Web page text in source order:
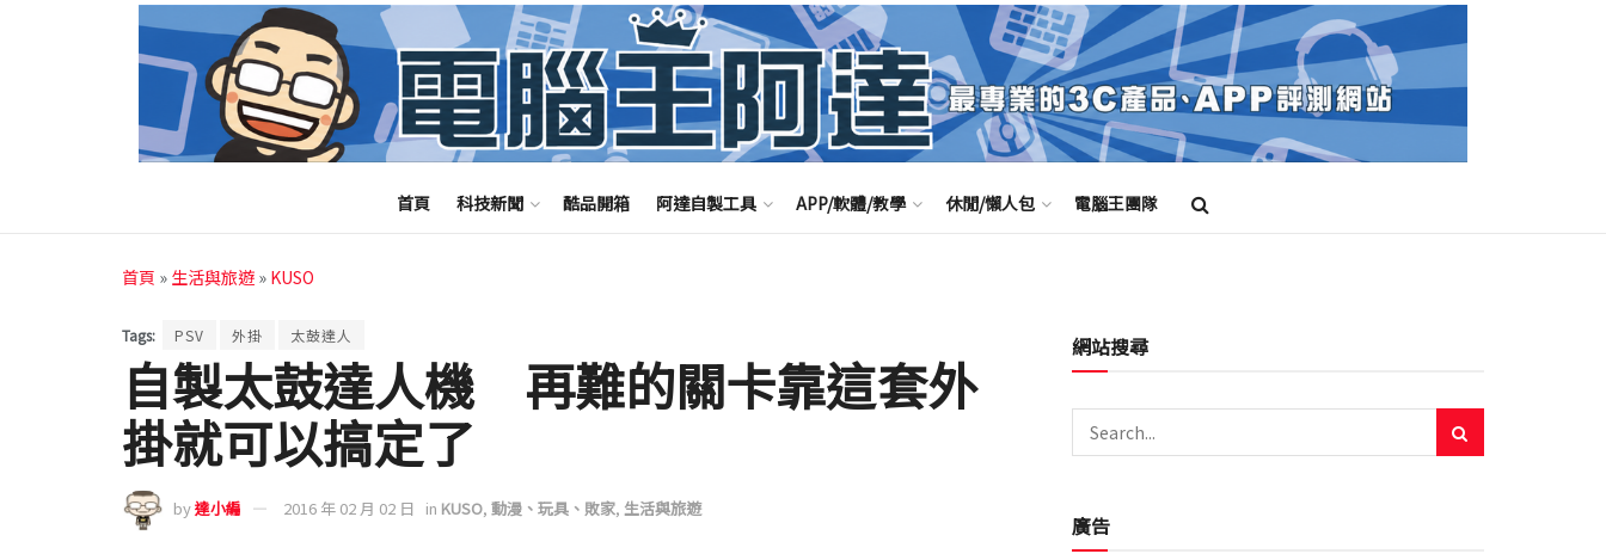
首頁 科技新聞 酷品開箱 阿達自製工具 APP/軟體/教學 休閒/懶人包 電腦王團隊
首頁 » 生活與旅遊 » KUSO
Tags: PSV 外掛 太鼓達人
自製太鼓達人機 再難的關卡靠這套外
掛就可以搞定了
by達小編 2016 年 02 月 02 日 in KUSO, 動漫、玩具、敗家, 生活與旅遊
網站搜尋
廣告